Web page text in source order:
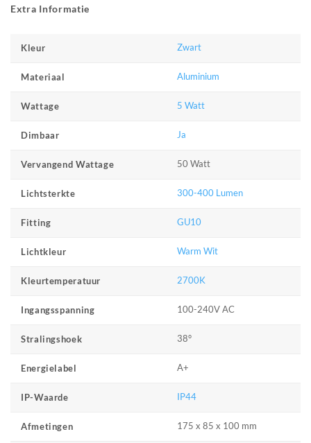
Extra Informatie
Kleur Zwart
Materiaal Aluminium
Wattage 5 Watt
Dimbaar Ja
Vervangend Wattage 50 Watt
Lichtsterkte 300-400 Lumen
Fitting GU10
Lichtkleur Warm Wit
Kleurtemperatuur 2700K
Ingangsspanning 100-240V AC
Stralingshoek 38°
Energielabel A+
IP-Waarde IP44
Afmetingen 175 x 85 x 100 mm